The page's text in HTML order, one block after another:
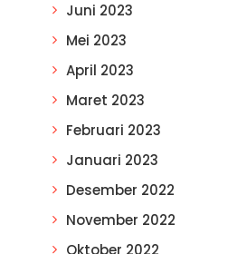
Juni 2023
Mei 2023
April 2023
Maret 2023
Februari 2023
Januari 2023
Desember 2022
November 2022